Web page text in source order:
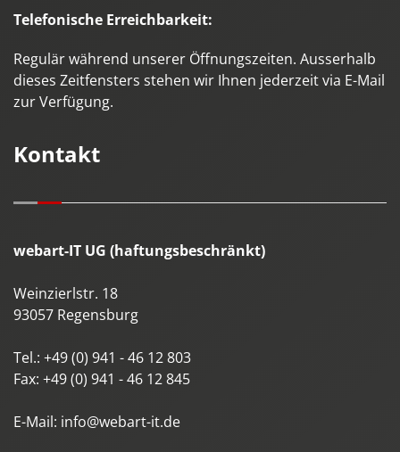
Telefonische Erreichbarkeit:
Regulär während unserer Öffnungszeiten. Ausserhalb
dieses Zeitfensters stehen wir Ihnen jederzeit via E-Mail
zur Verfügung.
Kontakt
webart-IT UG (haftungsbeschränkt)
Weinzierlstr. 18
93057 Regensburg
Tel.: +49 (0) 941 - 46 12 803
Fax: +49 (0) 941 - 46 12 845
E-Mail: info@webart-it.de